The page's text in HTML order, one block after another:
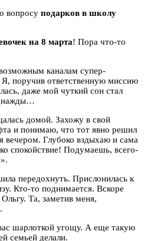
вопросу подарков в школу
на 8 марта! Пора что-то
каналам супер-
Я, поручив ответственную миссию
даже мой чуткий сон стал
домой. Захожу в свой
и понимаю, что тот явно решил
вечером. Глубоко вздыхаю и сама
спокойствие! Подумаешь, всего-
передохнуть. Прислонилась к
Кто-то поднимается. Вскоре
Та, заметив меня,
шарлоткой угощу. А еще такую
семьей делали.